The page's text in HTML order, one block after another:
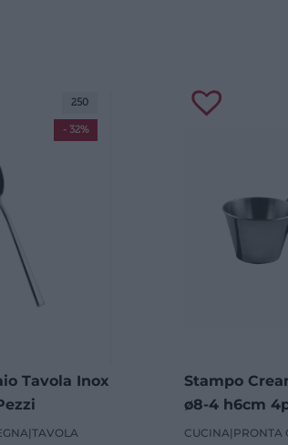
Tavola Inox
|TAVOLA
- 32%
250
Stampo
ø8-4 h6cm
CUCINA| PRONTA